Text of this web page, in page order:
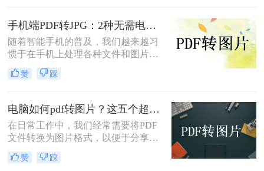
图、报告展示或资料存档，但转换过
程总是遇到格式错乱、操作复杂或隐
私泄露等问题。今天，我将结合多年
测评经验，为大家详细解析PDF怎么
转换成JPG图片的常用方法，帮助您
精准提取信息，提升工作效率。那么
专业知识和实际案例，确保内容客观
中立，同时自然融入高效工具推荐，
助您轻松应对办公挑战。
手机端PDF转JPG：2种无需电脑的快捷操作流程！
随着智能手机的普及，我们越来越习
惯于在手机上处理各种文件和图片。
有时候，我们可能需要将PDF文件中
的图片转换成JPG格式，以便在不同
怎么把pdf图片转换成jpg的文章，希
望对您有所帮助。
赞 踩
电脑如何pdf转图片？这五个超实用的方法一定要试试！
在日常工作中，我们经常需要将PDF
文件转换为图片格式，以便于分享、
编辑或打印。那么电脑如何pdf转图片
呢？本文将为您介绍五种高效的PDF
赞 踩